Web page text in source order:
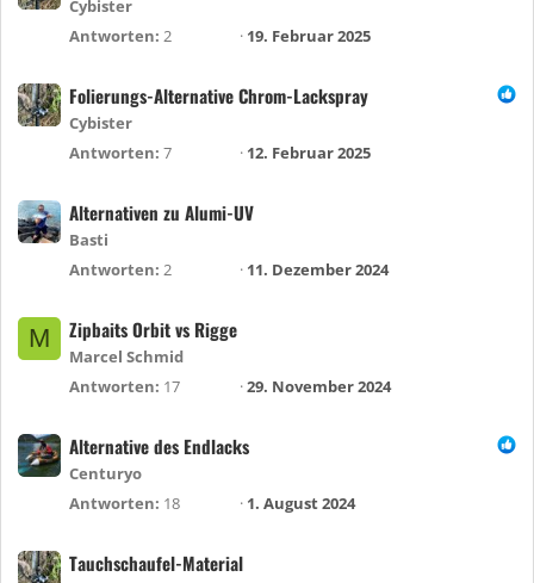
Cybister
Antworten 2 19. Februar 2025
Folierungs-Alternative Chrom-Lackspray
Cybister
Antworten 7 12. Februar 2025
Alternativen zu Alumi-UV
Basti
Antworten 2 11. Dezember 2024
M Zipbaits Orbit vs Rigge
Marcel Schmid
Antworten 17 29. November 2024
Alternative des Endlacks
Centuryo
Antworten 18 1. August 2024
Tauchschaufel-Material